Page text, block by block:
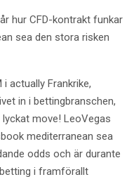
hur CFD-kontrakt funkar
sea den stora risken
actually Frankrike,
in i bettingbranschen,
move! LeoVegas
mediterranean sea
odds och är durante
i framförallt